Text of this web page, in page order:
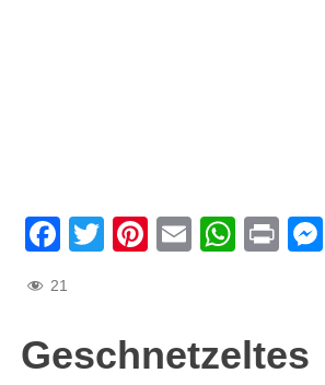
Facebook
TwitterPinterest
Email
21
Geschnetzeltes